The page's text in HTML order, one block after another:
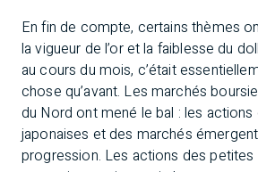
En fin de compte, certains thèmes
la vigueur de l’or et la faiblesse du
au cours du mois, c’était
chose qu’avant. Les marchés
du Nord ont mené le bal : les actions
japonaises et des marchés
progression. Les actions des